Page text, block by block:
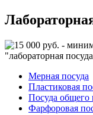
Мерная посуда
Пластиковая
Посуда общего
Фарфоровая